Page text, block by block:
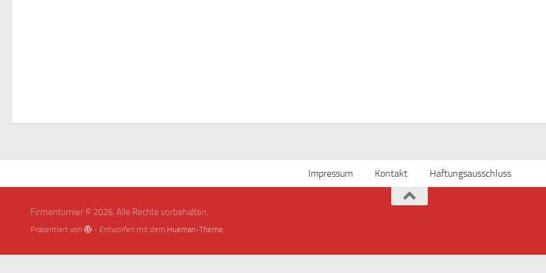
Impressum Kontakt Haftungsausschluss
Firmenturnier © 2026. Alle Rechte vorbehalten.
Präsentiert von - Entworfen mit dem Hueman-Theme